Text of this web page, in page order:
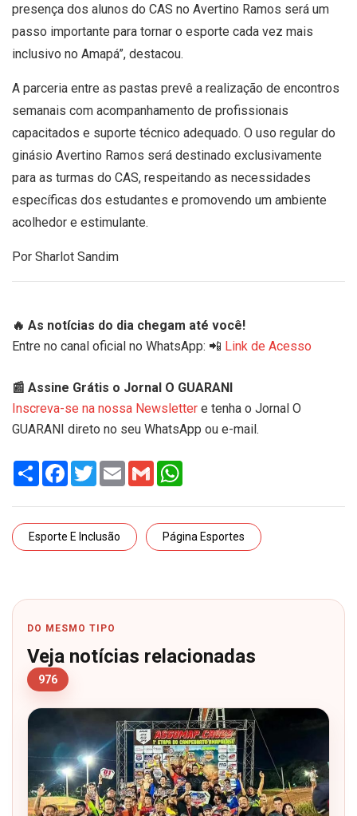
presença dos alunos do CAS no Avertino Ramos será um
passo importante para tornar o esporte cada vez mais
inclusivo no Amapá”, destacou.
A parceria entre as pastas prevê a realização de encontros
semanais com acompanhamento de profissionais
capacitados e suporte técnico adequado. O uso regular do
ginásio Avertino Ramos será destinado exclusivamente
para as turmas do CAS, respeitando as necessidades
específicas dos estudantes e promovendo um ambiente
acolhedor e estimulante.
Por Sharlot Sandim
🔥 As notícias do dia chegam até você!
Entre no canal oficial no WhatsApp: 📲 Link de Acesso
📰 Assine Grátis o Jornal O GUARANI
Inscreva-se na nossa Newsletter e tenha o Jornal O
GUARANI direto no seu WhatsApp ou e-mail.
Share Facebook
TwitterEmail Gmail
Esporte E Inclusão Página Esportes
DO MESMO TIPO
Veja notícias relacionadas
976